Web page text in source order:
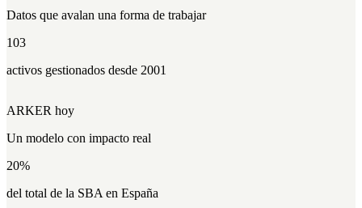
Datos que avalan una forma de trabajar
103
activos gestionados desde 2001
ARKER hoy
Un modelo con impacto real
20%
del total de la SBA en España